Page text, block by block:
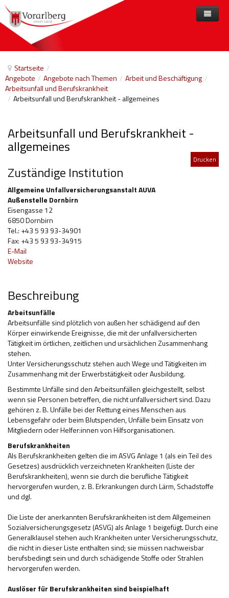
Startseite /
Angebote / Angebote nach Themen / Arbeit und Beschäftigung /
Arbeitsunfall und Berufskrankheit
/ Arbeitsunfall und Berufskrankheit - allgemeines
Arbeitsunfall und Berufskrankheit -
allgemeines
Drucken
Zuständige Institution
Allgemeine Unfallversicherungsanstalt AUVA
Außenstelle Dornbirn
Eisengasse 12
6850 Dornbirn
Tel.: +43 5 93 93-34901
Fax: +43 5 93 93-34915
E-Mail
Website
Beschreibung
Arbeitsunfälle
Arbeitsunfälle sind plötzlich von außen her schädigend auf den
Körper einwirkende Ereignisse, die mit der unfallversicherten
Tätigkeit im örtlichen, zeitlichen und ursächlichen Zusammenhang
stehen.
Unter Versicherungsschutz stehen auch Wege und Tätigkeiten im
Zusammenhang mit der Erwerbstätigkeit oder Ausbildung.
Bestimmte Unfälle sind den Arbeitsunfällen gleichgestellt, selbst
wenn sie Personen betreffen, die nicht unfallversichert sind. Dazu
gehören z. B. Unfälle bei der Rettung eines Menschen aus
Lebensgefahr oder beim Blutspenden, Unfälle beim Einsatz von
Mitgliedern oder Helfer:innen von Hilfsorganisationen.
Berufskrankheiten
Als Berufskrankheiten gelten die im ASVG Anlage 1 (als ein Teil des
Gesetzes) ausdrücklich verzeichneten Krankheiten (Liste der
Berufskrankheiten), wenn sie durch die berufliche Tätigkeit
hervorgerufen wurden, z. B. Erkrankungen durch Lärm, Schadstoffe
und dgl.
Die Liste der anerkannten Berufskrankheiten ist dem Allgemeinen
Sozialversicherungsgesetz (ASVG) als Anlage 1 beigefügt. Durch eine
Generalklausel stehen auch Krankheiten unter Versicherungsschutz,
die nicht in dieser Liste enthalten sind; sie müssen nachweisbar
berufsbedingt sein und durch schädigende Stoffe oder Strahlen
hervorgerufen werden.
Auslöser für Berufskrankheiten sind beispielhaft
Home
Angebote nach Themen
Arbeit und Beschäftigung
Beihilfen, finanzielle Unterstützungen
Gesetze und Verordnungen
Gesetzliche Vertretungen
Gesundheitliche Rehabilitation
Hilfsmittel und Heilbehelfe
Kindheit und Jugend
Pflege, Pflegende Angehörige
Unterstützung, Beratung, Assistenz
Wohnen
Angebote A-Z
Anbieter
Aktuelles